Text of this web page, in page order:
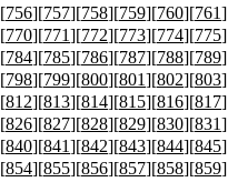
[756][757][758][759][760][761
[770][771][772][773][774][775
[784][785][786][787][788][789
[798][799][800][801][802][803
[812][813][814][815][816][817
[826][827][828][829][830][831
[840][841][842][843][844][845
[854][855][856][857][858][859